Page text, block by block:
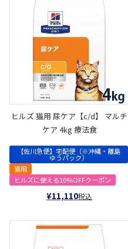
ヒルズ 猫用 尿ケア【c/d】 マルチ
ケア 4kg 療法食
【佐川急便】宅配便（※沖縄・離島
ゆうパック）
猫用
ヒルズに使える10%OFFクーポン
¥11,110税込